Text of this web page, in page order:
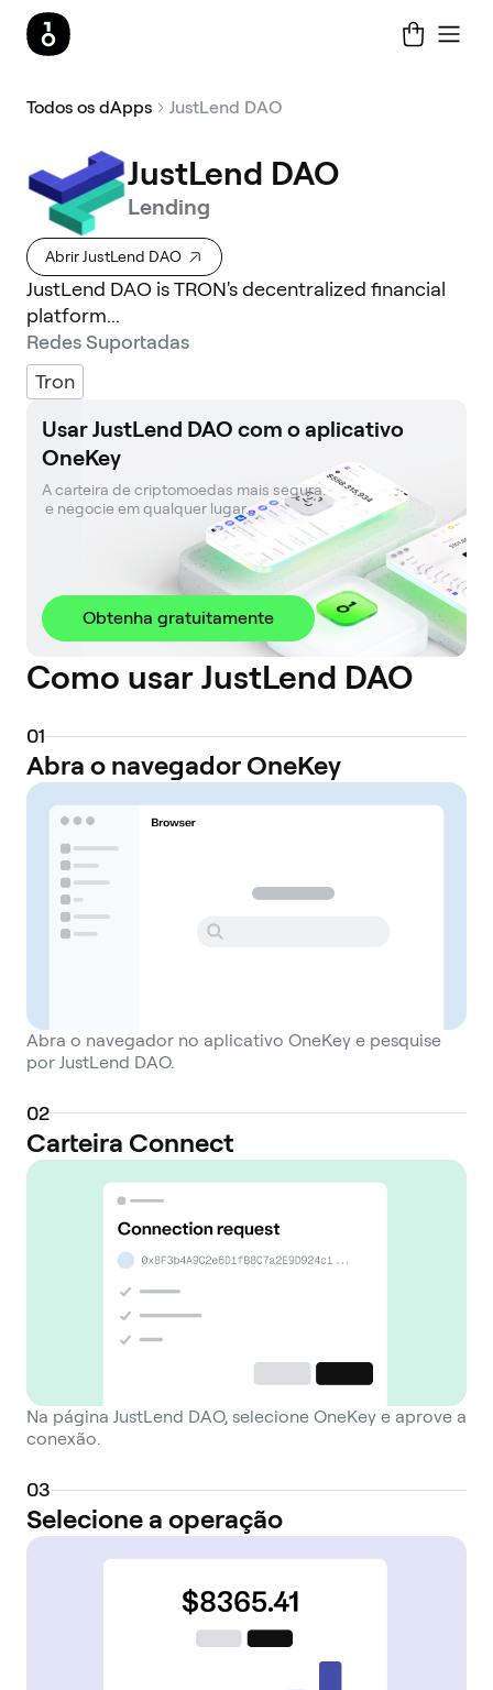
Todos os dApps JustLend DAO
JustLend DAO
Lending
Abrir JustLend DAO
JustLend DAO is TRON's decentralized financial
platform...
Redes Suportadas
Tron
Usar JustLend DAO com o aplicativo
OneKey
A carteira de criptomoedas mais segura.
e negocie em qualquer lugar.
Obtenha gratuitamente
Como usar JustLend DAO
01
Abra o navegador OneKey
Abra o navegador no aplicativo OneKey e pesquise
por JustLend DAO.
02
Carteira Connect
Na página JustLend DAO, selecione OneKey e aprove a
conexão.
03
Selecione a operação